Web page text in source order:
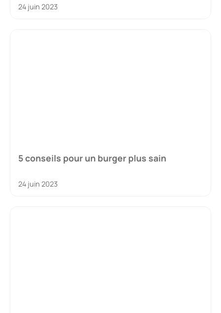
24 juin 2023
5 conseils pour un burger plus sain
24 juin 2023